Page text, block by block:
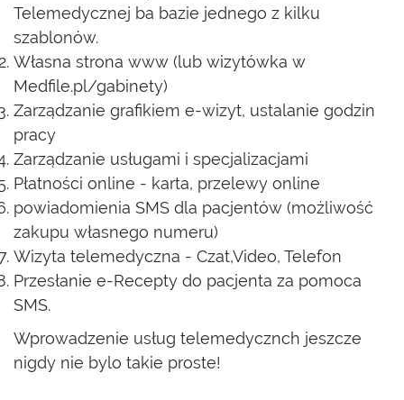
Telemedycznej ba bazie jednego z kilku
szablonów.
Własna strona www (lub wizytówka w
Medfile.pl/gabinety)
Zarządzanie grafikiem e-wizyt, ustalanie godzin
pracy
Zarządzanie usługami i specjalizacjami
Płatności online - karta, przelewy online
powiadomienia SMS dla pacjentów (możliwość
zakupu własnego numeru)
Wizyta telemedyczna - Czat,Video, Telefon
Przesłanie e-Recepty do pacjenta za pomoca
SMS.
Wprowadzenie usług telemedycznch jeszcze
nigdy nie bylo takie proste!